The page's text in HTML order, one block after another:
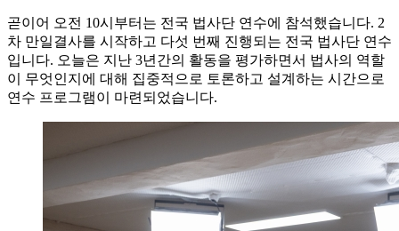
곧이어 오전 10시부터는 전국 법사단 연수에 참석했습니다. 2
차 만일결사를 시작하고 다섯 번째 진행되는 전국 법사단 연수
입니다. 오늘은 지난 3년간의 활동을 평가하면서 법사의 역할
이 무엇인지에 대해 집중적으로 토론하고 설계하는 시간으로
연수 프로그램이 마련되었습니다.